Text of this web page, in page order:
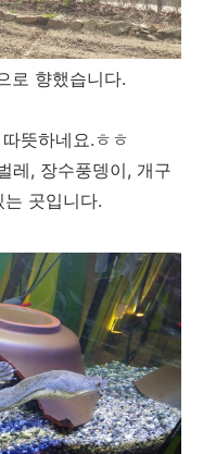
로 향했습니다.
뜻하네요.ㅎㅎ
레, 장수풍뎅이, 개구
곳입니다.